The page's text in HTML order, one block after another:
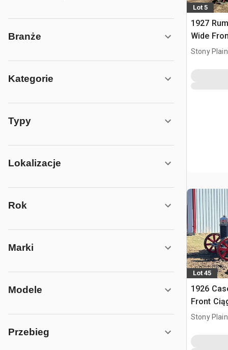
Branże
Kategorie
Typy
Lokalizacje
Rok
Marki
Modele
Przebieg
Lot 5
1927
Wide
Stony
Lot 45
1926
Front
Stony